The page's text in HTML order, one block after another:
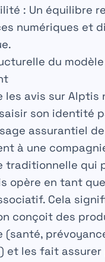
: Un équilibre
numériques et
du
les avis sur Alptis
son identité
assurantiel
à une
traditionnelle qui
opère en tant
Cela
conçoit des
(santé,
et les fait assurer